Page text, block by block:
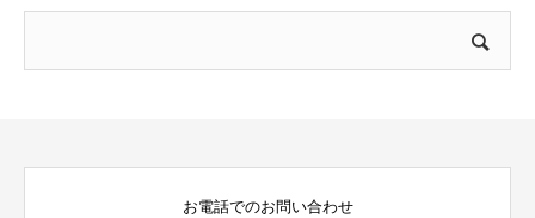
お電話でのお問い合わせ